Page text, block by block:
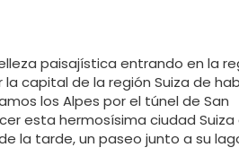
paisajística entrando en la
capital de la región Suiza de
los Alpes por el túnel de San
esta hermosísima ciudad Suiza
la tarde, un paseo junto a su